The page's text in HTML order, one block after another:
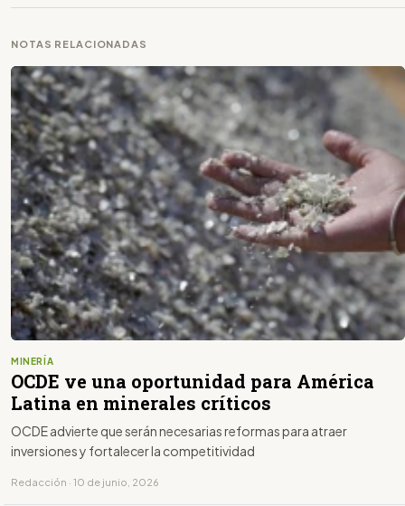
NOTAS RELACIONADAS
MINERÍA
OCDE ve una oportunidad para América
Latina en minerales críticos
OCDE advierte que serán necesarias reformas para atraer
inversiones y fortalecer la competitividad
Redacción · 10 de junio, 2026